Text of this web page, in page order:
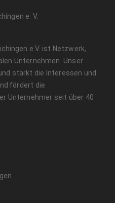
e.V. ist Netzwerk,
Unternehmen. Unser
stärkt die Interessen und
fördert die
Unternehmer seit über 40